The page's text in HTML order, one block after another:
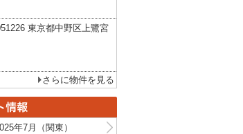
東京都中野区上鷺宮
さらに物件を見る
年7月（関東）